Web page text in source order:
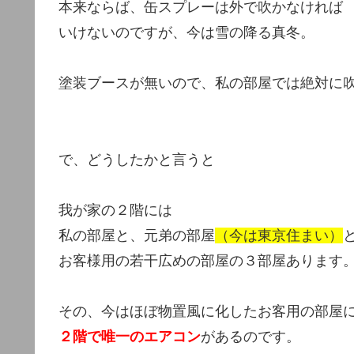
本来ならば、缶スプレーは外で吹かなければ
いけないのですが、今は雪の降る真冬。
塗装ブースが無いので、私の部屋では絶対に
で、どうしたかと言うと
我が家の２階には
私の部屋と、元弟の部屋 （今は東京住まい）
と
お客様用の若干広めの部屋の３部屋あります。
その、今はほぼ物置風に化したお客用の部屋
２階で唯一のエアコンがあるのです。